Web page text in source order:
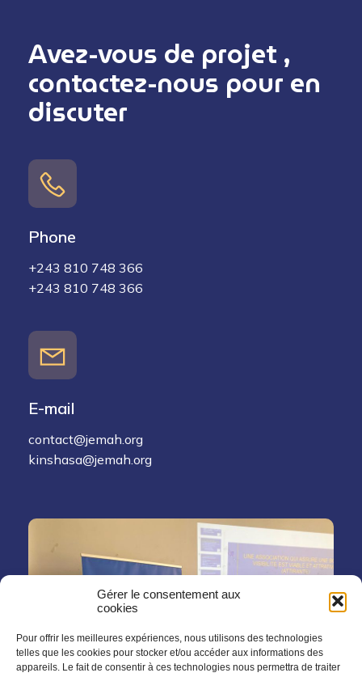
Gérer le consentement aux
cookies
Pour offrir les meilleures expériences, nous utilisons des technologies
telles que les cookies pour stocker et/ou accéder aux informations des
appareils. Le fait de consentir à ces technologies nous permettra de traiter
Avez-vous de projet ,
contactez-nous pour en
discuter
Phone
+243 810 748 366
+243 810 748 366
E-mail
contact@jemah.org
kinshasa@jemah.org